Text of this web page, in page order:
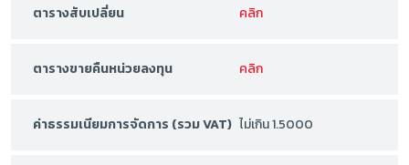
ตารางสับเปลี่ยน คลิก
ตารางขายคืนหน่วยลงทุน คลิก
ค่าธรรมเนียมการจัดการ (รวม VAT) ไม่เกิน 1.5000